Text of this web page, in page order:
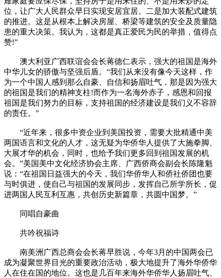
位，让广大人民群众早日实现安居宜居。二是加大装配式建筑
的推进。这是从根本上解决房屋、桥梁等建筑的安全及质量隐
患的重大决策。我认为，这都是真正爱民为民的举措，值得点
赞!”
澳大利亚广西联谊会会长蒋德仁表示，强大的祖国是海外
中华儿女的骄傲与坚强后盾。“我们从来没有像今天这样，作
为一个中国人感到那么自豪、自信和扬眉吐气，那是因为强大
的祖国是我们的精神支柱!而作为一名海外赤子，感恩和回报
祖国是我们努力的目标，支持祖国的经济建设是我们义不容辞
的责任。”
“近年来，很多中资企业到美国投资，需要大批精通中美
两国语言和文化的人才，这无疑为华侨华人提供了大施拳脚、
大展才华的机会，同时，也给予我们更多回到祖国发展的机
会。”美国美中文化经济协会主席、广西侨商会副会长陈隆魁
说：“在祖国日益强大的今天，我们华侨华人和侨社侨团也要
与时俱进，使自己与祖国的发展同步，发挥自己所学所长，促
进两国人民互利互惠，共创历史新篇章，共圆中国梦。”
同唱自豪曲
共吟祝福诗
南美洲广西总商会会长蒋早胜说，今年3月的中国两会已
成为凝聚世界目光的重要政治活动，极大地提升了海外华侨华
人在住在国的地位。这也是几百年来海外华侨华人扬眉吐气、